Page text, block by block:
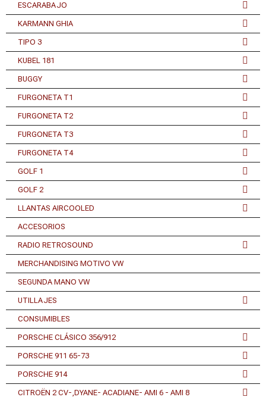
ESCARABAJO
KARMANN GHIA
TIPO 3
KUBEL 181
BUGGY
FURGONETA T1
FURGONETA T2
FURGONETA T3
FURGONETA T4
GOLF 1
GOLF 2
LLANTAS AIRCOOLED
ACCESORIOS
RADIO RETROSOUND
MERCHANDISING MOTIVO VW
SEGUNDA MANO VW
UTILLAJES
CONSUMIBLES
PORSCHE CLÁSICO 356/912
PORSCHE 911 65-73
PORSCHE 914
CITROËN 2 CV-,DYANE- ACADIANE- AMI 6 - AMI 8